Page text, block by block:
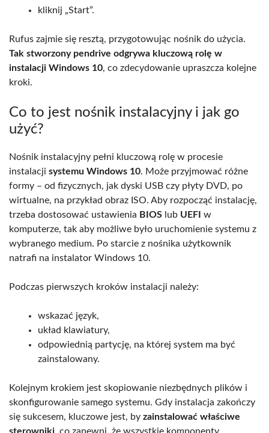
kliknij „Start”.
Rufus zajmie się resztą, przygotowując nośnik do użycia.
Tak stworzony pendrive odgrywa kluczową rolę w
instalacji Windows 10, co zdecydowanie upraszcza kolejne
kroki.
Co to jest nośnik instalacyjny i jak go
użyć?
Nośnik instalacyjny pełni kluczową rolę w procesie
instalacji systemu Windows 10. Może przyjmować różne
formy – od fizycznych, jak dyski USB czy płyty DVD, po
wirtualne, na przykład obraz ISO. Aby rozpocząć instalację,
trzeba dostosować ustawienia BIOS lub UEFI w
komputerze, tak aby możliwe było uruchomienie systemu z
wybranego medium. Po starcie z nośnika użytkownik
natrafi na instalator Windows 10.
Podczas pierwszych kroków instalacji należy:
wskazać język,
układ klawiatury,
odpowiednią partycję, na której system ma być
zainstalowany.
Kolejnym krokiem jest skopiowanie niezbędnych plików i
skonfigurowanie samego systemu. Gdy instalacja zakończy
się sukcesem, kluczowe jest, by zainstalować właściwe